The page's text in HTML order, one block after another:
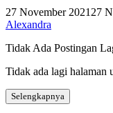
27 November 2021 27
Alexandra
Tidak Ada Postingan
Tidak ada lagi halaman
Selengkapnya